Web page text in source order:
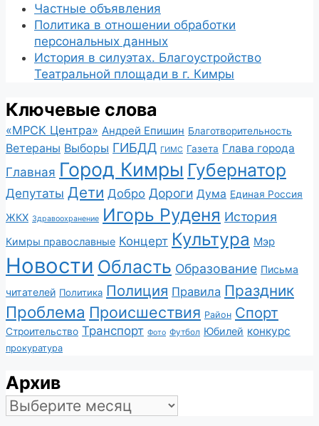
Частные объявления
Политика в отношении обработки
персональных данных
История в силуэтах. Благоустройство
Театральной площади в г. Кимры
Ключевые слова
«МРСК Центра» Андрей Епишин Благотворительность
Ветераны Выборы ГИБДД ГИМС Газета Глава города
Главная Город Кимры Губернатор
Депутаты Дети Добро Дороги Дума Единая Россия
ЖКХ Здравоохранение Игорь Руденя История
Кимры православные Концерт Культура Мэр
Новости Область Образование Письма
читателей Политика Полиция Правила Праздник
Проблема Происшествия Район Спорт
Строительство Транспорт Фото Футбол Юбилей конкурс
прокуратура
Архив
Архив